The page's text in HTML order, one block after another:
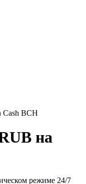
BCH
на
режиме 24/7